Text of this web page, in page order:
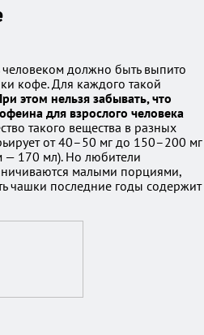
человеком должно быть выпито
кофе. Для каждого такой
этом нельзя забывать, что
для взрослого человека
такого вещества в разных
от 40–50 мг до 150–200 мг
— 170 мл). Но любители
малыми порциями,
чашки последние годы содержит